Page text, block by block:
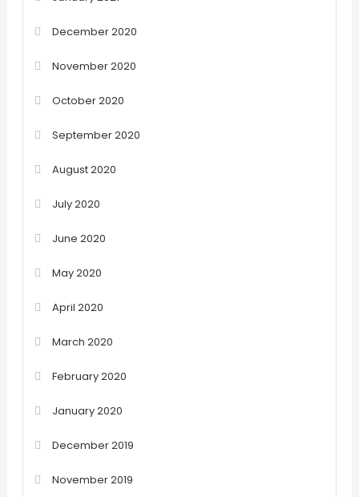
December 2020
November 2020
October 2020
September 2020
August 2020
July 2020
June 2020
May 2020
April 2020
March 2020
February 2020
January 2020
December 2019
November 2019